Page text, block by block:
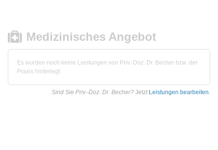
Medizinisches Angebot
Es wurden noch keine Leistungen von Priv.-Doz. Dr. Becher bzw. der
Praxis hinterlegt.
Sind Sie Priv.-Doz. Dr. Becher? Jetzt Leistungen bearbeiten.